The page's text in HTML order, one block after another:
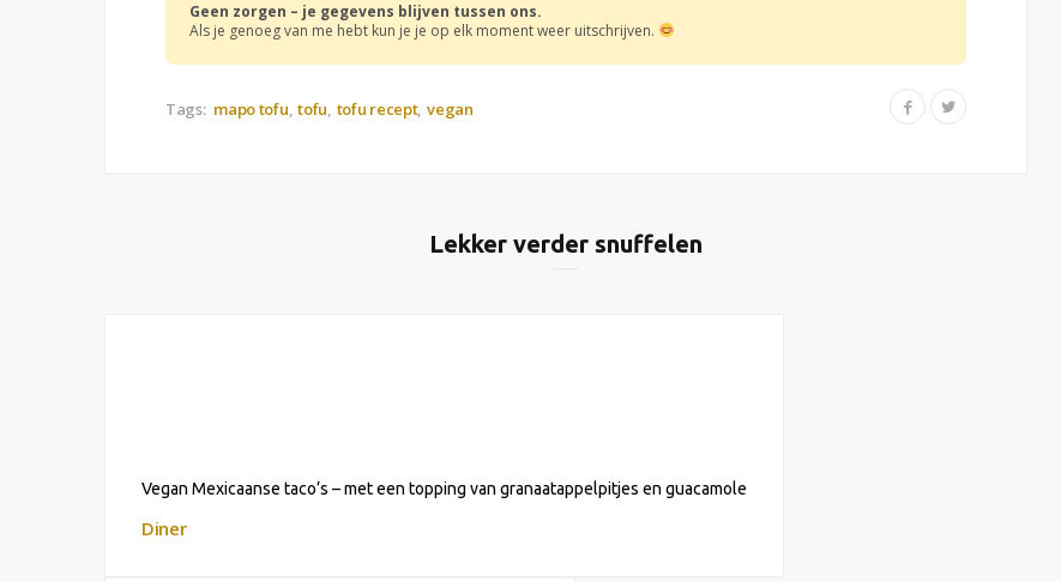
Geen zorgen – je gegevens blijven tussen ons.
Als je genoeg van me hebt kun je je op elk moment weer uitschrijven.
Tags: mapo tofu tofu tofu recept vegan
Lekker verder snuffelen
Vegan Mexicaanse taco’s – met een topping van granaatappelpitjes en guacamole
Diner